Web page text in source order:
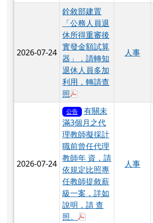
2026-07-24
銓敘部建置
「公務人員退
休所得重審後
實發金額試算
器」，請轉知
退休人員多加
利用，轉請查
照
人事
2026-07-24
公告
有關未
滿3個月之代
理教師擬採計
職前曾任代理
教師年 資，請
依規定比照專
任教師提敘薪
級一案，詳如
說明，請 查
照。
人事